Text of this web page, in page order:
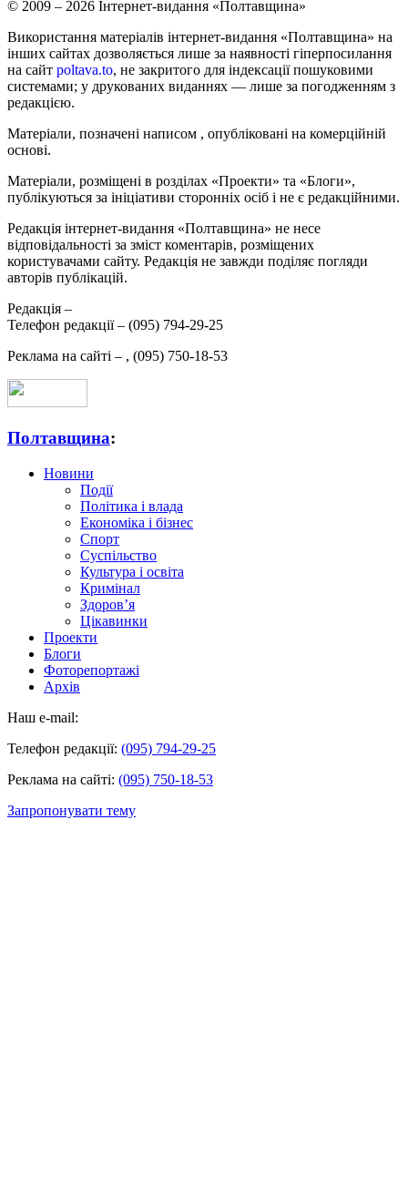
© 2009 – 2026 Інтернет-видання «Полтавщина»
Використання матеріалів інтернет-видання «Полтавщина» на
інших сайтах дозволяється лише за наявності гіперпосилання
на сайт poltava.to, не закритого для індексації пошуковими
системами; у друкованих виданнях — лише за погодженням з
редакцією.
Матеріали, позначені написом , опубліковані на комерційній
основі.
Матеріали, розміщені в розділах «Проекти» та «Блоги»,
публікуються за ініціативи сторонніх осіб і не є редакційними.
Редакція інтернет-видання «Полтавщина» не несе
відповідальності за зміст коментарів, розміщених
користувачами сайту. Редакція не завжди поділяє погляди
авторів публікацій.
Редакція –
Телефон редакції – (095) 794-29-25
Реклама на сайті – , (095) 750-18-53
Полтавщина:
Новини
Події
Політика і влада
Економіка і бізнес
Спорт
Суспільство
Культура і освіта
Кримінал
Здоров’я
Цікавинки
Проекти
Блоги
Фоторепортажі
Архів
Наш e-mail:
Телефон редакції: (095) 794-29-25
Реклама на сайті: (095) 750-18-53
Запропонувати тему